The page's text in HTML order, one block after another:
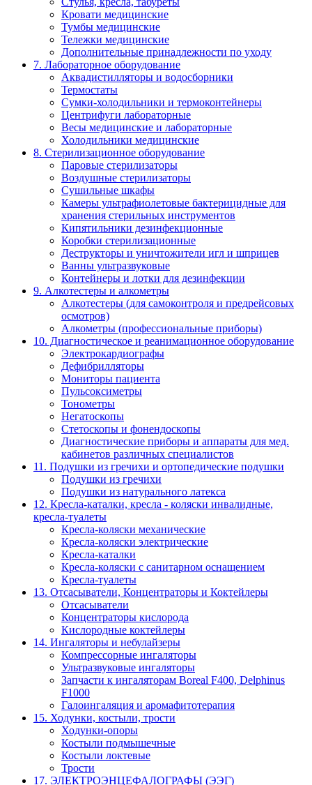
Кровати медицинские
Тумбы медицинские
Тележки медицинские
Дополнительные принадлежности по уходу
7. Лабораторное оборудование
Аквадистилляторы и водосборники
Термостаты
Сумки-холодильники и термоконтейнеры
Центрифуги лабораторные
Весы медицинские и лабораторные
Холодильники медицинские
8. Стерилизационное оборудование
Паровые стерилизаторы
Воздушные стерилизаторы
Сушильные шкафы
Камеры ультрафиолетовые бактерицидные для
хранения стерильных инструментов
Кипятильники дезинфекционные
Коробки стерилизационные
Деструкторы и уничтожители игл и шприцев
Ванны ультразвуковые
Контейнеры и лотки для дезинфекции
9. Алкотестеры и алкометры
Алкотестеры (для самоконтроля и предрейсовых
осмотров)
Алкометры (профессиональные приборы)
10. Диагностическое и реанимационное оборудование
Электрокардиографы
Дефибрилляторы
Мониторы пациента
Пульсоксиметры
Тонометры
Негатоскопы
Стетоскопы и фонендоскопы
Диагностические приборы и аппараты для мед.
кабинетов различных специалистов
11. Подушки из гречихи и ортопедические подушки
Подушки из гречихи
Подушки из натурального латекса
12. Кресла-каталки, кресла - коляски инвалидные,
кресла-туалеты
Кресла-коляски механические
Кресла-коляски электрические
Кресла-каталки
Кресла-коляски с санитарном оснащением
Кресла-туалеты
13. Отсасыватели, Концентраторы и Коктейлеры
Отсасыватели
Концентраторы кислорода
Кислородные коктейлеры
14. Ингаляторы и небулайзеры
Компрессорные ингаляторы
Ультразвуковые ингаляторы
Запчасти к ингаляторам Boreal F400, Delphinus
F1000
Галоингаляция и аромафитотерапия
15. Ходунки, костыли, трости
Ходунки-опоры
Костыли подмышечные
Костыли локтевые
Трости
17. ЭЛЕКТРО­ЭНЦЕФАЛОГРАФЫ (ЭЭГ)